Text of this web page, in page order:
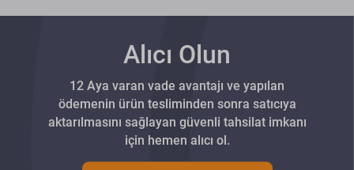
Alıcı Olun
12 Aya varan vade avantajı ve yapılan
ödemenin ürün tesliminden sonra satıcıya
aktarılmasını sağlayan güvenli tahsilat imkanı
için hemen alıcı ol.